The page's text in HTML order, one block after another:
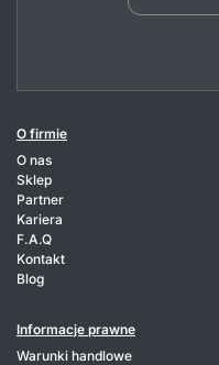
O firmie
O nas
Sklep
Partner
Kariera
F.A.Q
Kontakt
Blog
Informacje prawne
Warunki handlowe